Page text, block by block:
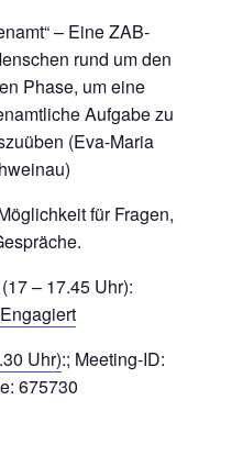
– Eine ZAB-
rund um den
Phase, um eine
Aufgabe zu
(Eva-Maria
für Fragen,
– 17.45 Uhr):
Uhr):; Meeting-ID:
675730